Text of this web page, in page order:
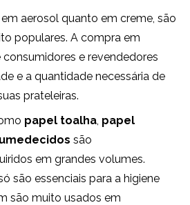
aerosol quanto em creme, são
populares. A compra em
e revendedores
e a quantidade necessária de
prateleiras.
papel toalha, papel
são
em grandes volumes.
são essenciais para a higiene
são muito usados em